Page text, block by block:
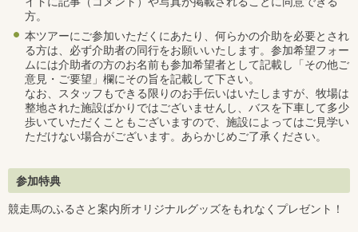
方。
本ツアーにご参加いただくにあたり、何らかの介助を必要とされ
る方は、必ず介助者の同行をお願いいたします。参加希望フォー
ムには介助者の方のお名前も参加希望者として記載し「その他ご
意見・ご要望」欄にその旨を記載して下さい。
なお、スタッフもできる限りのお手伝いはいたしますが、牧場は
整地された施設ばかりではございませんし、バスを下車して多少
歩いていただくこともございますので、施設によってはご見学い
ただけない場合がございます。あらかじめご了承ください。
参加特典
競走馬のふるさと案内所オリジナルグッズをもれなくプレゼント！